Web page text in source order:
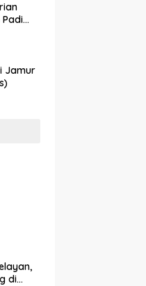
Padi
Jamur
di